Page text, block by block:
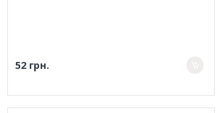
52 грн.